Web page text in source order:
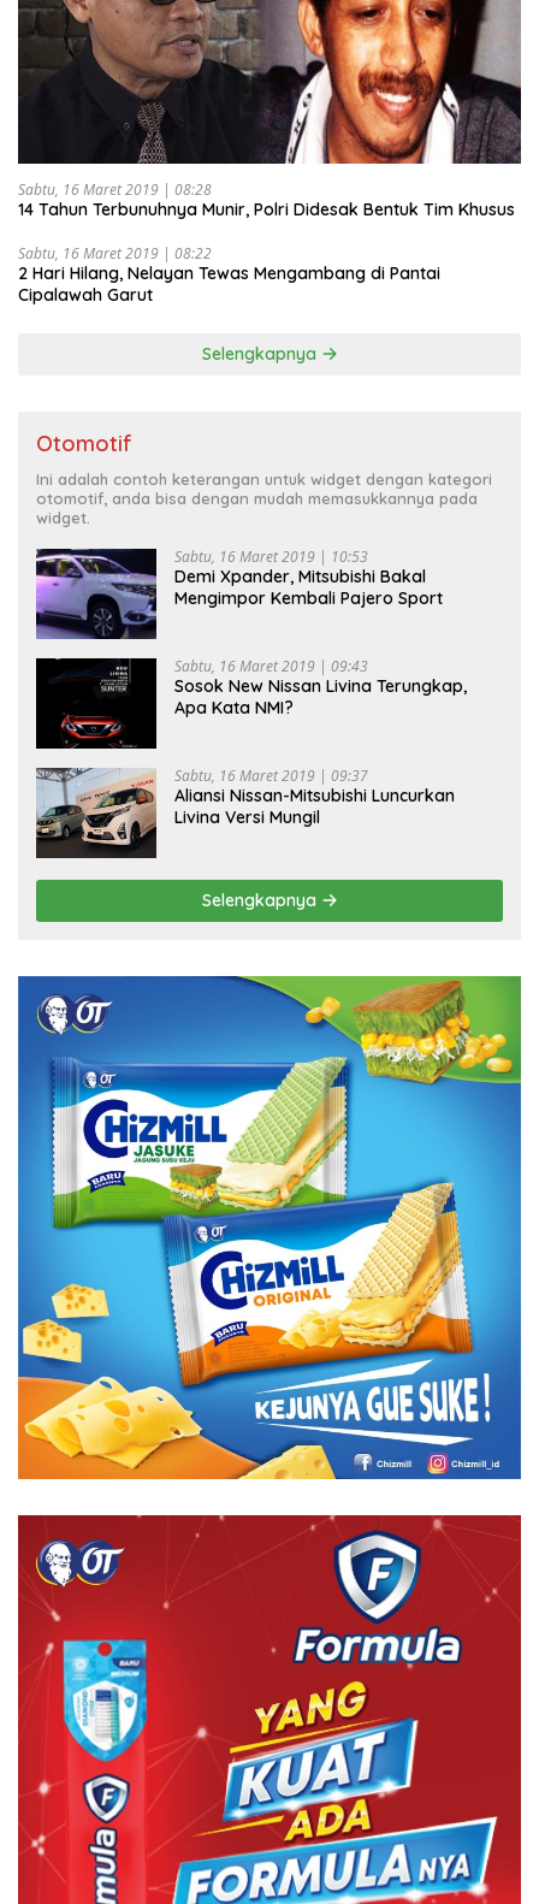
Sabtu, 16 Maret 2019 | 08:28
14 Tahun Terbunuhnya Munir, Polri Didesak Bentuk Tim Khusus
Sabtu, 16 Maret 2019 | 08:22
2 Hari Hilang, Nelayan Tewas Mengambang di Pantai
Cipalawah Garut
Selengkapnya
Otomotif
Ini adalah contoh keterangan untuk widget dengan kategori
otomotif, anda bisa dengan mudah memasukkannya pada
widget.
Sabtu, 16 Maret 2019 | 10:53
Demi Xpander, Mitsubishi Bakal
Mengimpor Kembali Pajero Sport
Sabtu, 16 Maret 2019 | 09:43
Sosok New Nissan Livina Terungkap,
Apa Kata NMI?
Sabtu, 16 Maret 2019 | 09:37
Aliansi Nissan-Mitsubishi Luncurkan
Livina Versi Mungil
Selengkapnya